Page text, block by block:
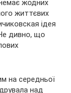
жодних
життєвих
ідея
дивно, що
на середньої
над